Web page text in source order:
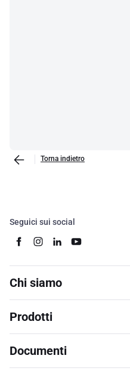
Torna indietro
Seguici sui social
Chi siamo
Prodotti
Documenti